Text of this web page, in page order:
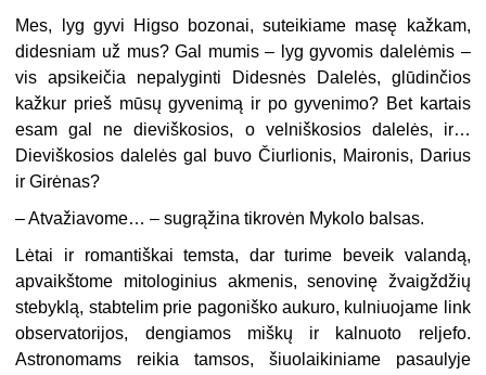
Mes, lyg gyvi Higso bozonai, suteikiame masę kažkam,
didesniam už mus? Gal mumis – lyg gyvomis dalelėmis –
vis apsikeičia nepalyginti Didesnės Dalelės, glūdinčios
kažkur prieš mūsų gyvenimą ir po gyvenimo? Bet kartais
esam gal ne dieviškosios, o velniškosios dalelės, ir…
Dieviškosios dalelės gal buvo Čiurlionis, Maironis, Darius
ir Girėnas?
– Atvažiavome… – sugrąžina tikrovėn Mykolo balsas.
Lėtai ir romantiškai temsta, dar turime beveik valandą,
apvaikštome mitologinius akmenis, senovinę žvaigždžių
stebyklą, stabtelim prie pagoniško aukuro, kulniuojame link
observatorijos, dengiamos miškų ir kalnuoto reljefo.
Astronomams reikia tamsos, šiuolaikiniame pasaulyje